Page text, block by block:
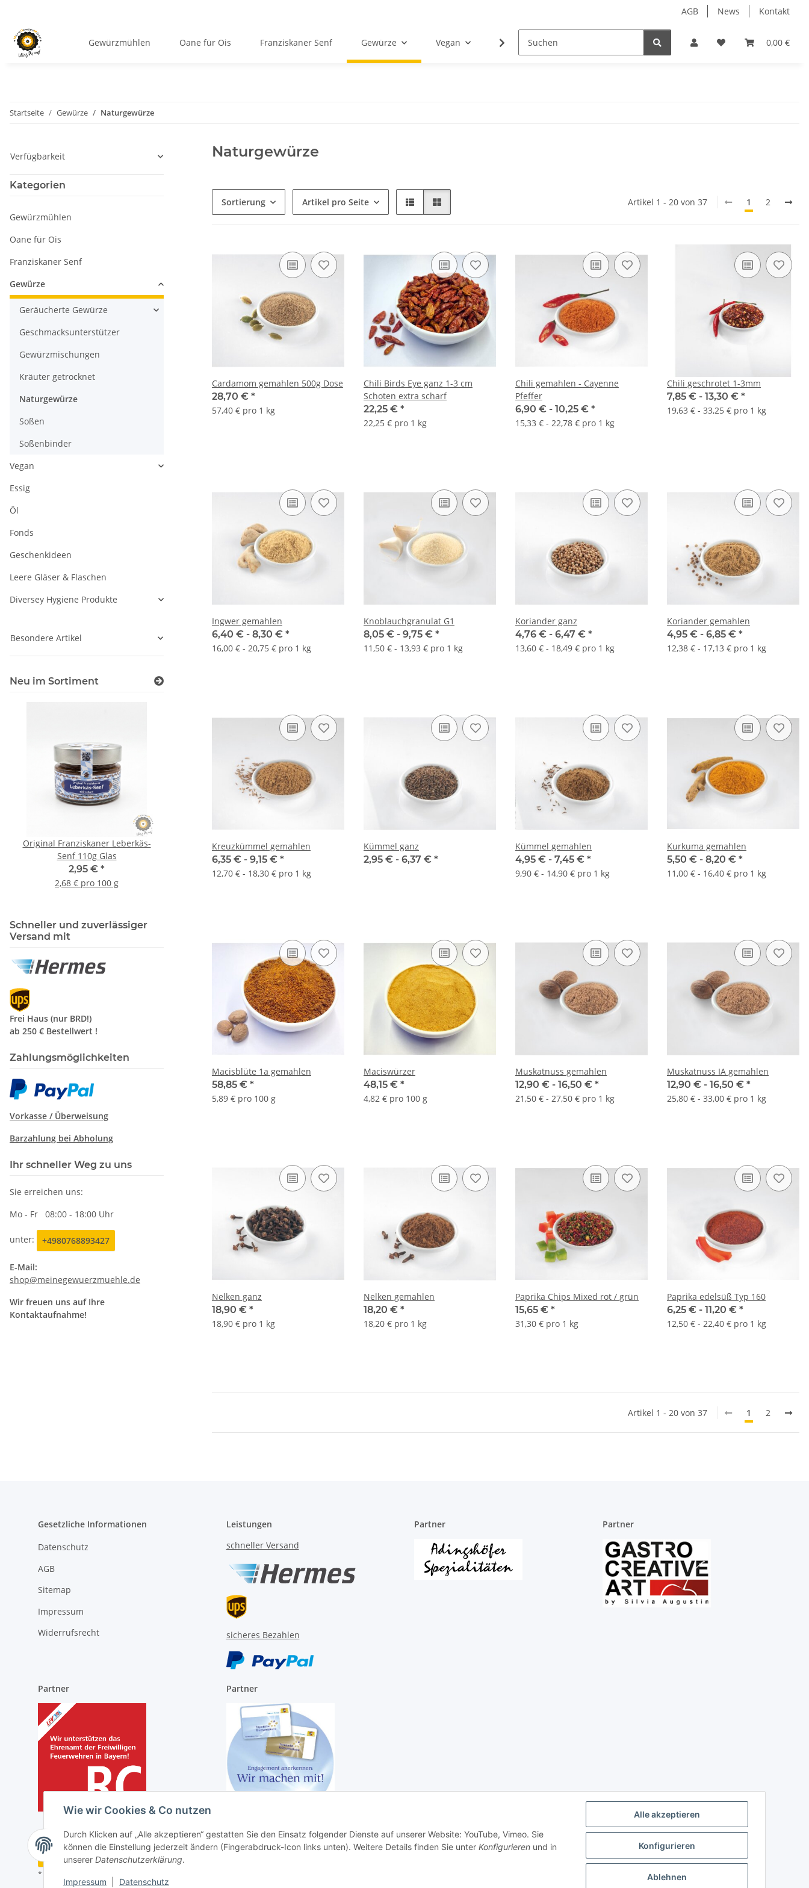
Alle akzeptieren
Konfigurieren
Ablehnen
Wie wir Cookies & Co nutzen
Durch Klicken auf „Alle akzeptieren“ gestatten Sie den Einsatz folgender Dienste auf unserer Website: YouTube, Vimeo. Sie
können die Einstellung jederzeit ändern (Fingerabdruck-Icon links unten). Weitere Details finden Sie unter Konfigurieren und in
unserer Datenschutzerklärung.
Impressum Datenschutz
AGB News Kontakt
0,00 €
Gewürzmühlen Oane für Ois Franziskaner Senf Gewürze Vegan Essig Öl Geschenkideen Leere Gläser &
Startseite Gewürze Naturgewürze
Naturgewürze
Sortierung Artikel pro Seite Artikel 1 - 20 von 37 1 2
Cardamom gemahlen 500g Dose
28,70 € *
57,40 € pro 1 kg
Chili Birds Eye ganz 1-3 cm
Schoten extra scharf
22,25 € *
22,25 € pro 1 kg
Chili gemahlen - Cayenne
Pfeffer
6,90 € - 10,25 € *
15,33 € - 22,78 € pro 1 kg
Chili geschrotet 1-3mm
7,85 € - 13,30 € *
19,63 € - 33,25 € pro 1 kg
Ingwer gemahlen
6,40 € - 8,30 € *
16,00 € - 20,75 € pro 1 kg
Knoblauchgranulat G1
8,05 € - 9,75 € *
11,50 € - 13,93 € pro 1 kg
Koriander ganz
4,76 € - 6,47 € *
13,60 € - 18,49 € pro 1 kg
Koriander gemahlen
4,95 € - 6,85 € *
12,38 € - 17,13 € pro 1 kg
Kreuzkümmel gemahlen
6,35 € - 9,15 € *
12,70 € - 18,30 € pro 1 kg
Kümmel ganz
2,95 € - 6,37 € *
Kümmel gemahlen
4,95 € - 7,45 € *
9,90 € - 14,90 € pro 1 kg
Kurkuma gemahlen
5,50 € - 8,20 € *
11,00 € - 16,40 € pro 1 kg
Macisblüte 1a gemahlen
58,85 € *
5,89 € pro 100 g
Maciswürzer
48,15 € *
4,82 € pro 100 g
Muskatnuss gemahlen
12,90 € - 16,50 € *
21,50 € - 27,50 € pro 1 kg
Muskatnuss IA gemahlen
12,90 € - 16,50 € *
25,80 € - 33,00 € pro 1 kg
Nelken ganz
18,90 € *
18,90 € pro 1 kg
Nelken gemahlen
18,20 € *
18,20 € pro 1 kg
Paprika Chips Mixed rot / grün
15,65 € *
31,30 € pro 1 kg
Paprika edelsüß Typ 160
6,25 € - 11,20 € *
12,50 € - 22,40 € pro 1 kg
Artikel 1 - 20 von 37 1 2
Verfügbarkeit
Kategorien
Gewürzmühlen
Oane für Ois
Franziskaner Senf
Gewürze
Geräucherte Gewürze
Geschmacksunterstützer
Gewürzmischungen
Kräuter getrocknet
Naturgewürze
Soßen
Soßenbinder
Vegan
Essig
Öl
Fonds
Geschenkideen
Leere Gläser & Flaschen
Diversey Hygiene Produkte
Besondere Artikel
Neu im Sortiment
Original Franziskaner Leberkäs-
Senf 110g Glas
2,95 € *
2,68 € pro 100 g
Original Franziskaner Leberkäs-
Senf 210g Glas
3,95 €*
Original Franziskaner Leberkäs-
Senf 110g Glas
Original Franziskaner Leberkäs-
Senf 210g Glas
3,95 €*
Schneller und zuverlässiger
Versand mit
Frei Haus (nur BRD!)
ab 250 € Bestellwert !
Zahlungsmöglichkeiten
Vorkasse / Überweisung
Barzahlung bei Abholung
Ihr schneller Weg zu uns
Sie erreichen uns:
Mo - Fr 08:00 - 18:00 Uhr
unter: +4980768893427
E-Mail:
shop@meinegewuerzmuehle.de
Wir freuen uns auf Ihre
Kontaktaufnahme!
Gesetzliche Informationen
Datenschutz
AGB
Sitemap
Impressum
Widerrufsrecht
Leistungen
schneller Versand
sicheres Bezahlen
Partner Partner
Partner Partner
Vertrag widerrufen
* Alle Preise inkl. gesetzlicher USt., zzgl.